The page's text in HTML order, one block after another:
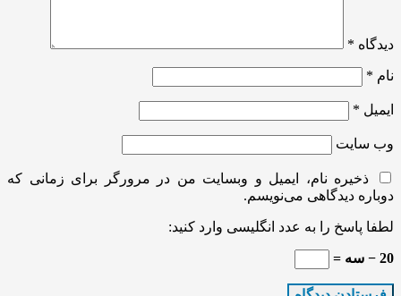
دیدگاه *
نام *
ایمیل *
وب‌ سایت
ذخیره نام، ایمیل و وبسایت من در مرورگر برای زمانی که
دوباره دیدگاهی می‌نویسم.
لطفا پاسخ را به عدد انگلیسی وارد کنید:
20 − سه =